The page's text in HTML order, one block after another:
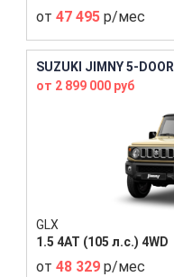
от 47 495 р/мес
SUZUKI JIMNY 5-DOOR
от 2 899 000 руб
GLX
1.5 4AT (105 л.с.) 4WD
от 48 329 р/мес